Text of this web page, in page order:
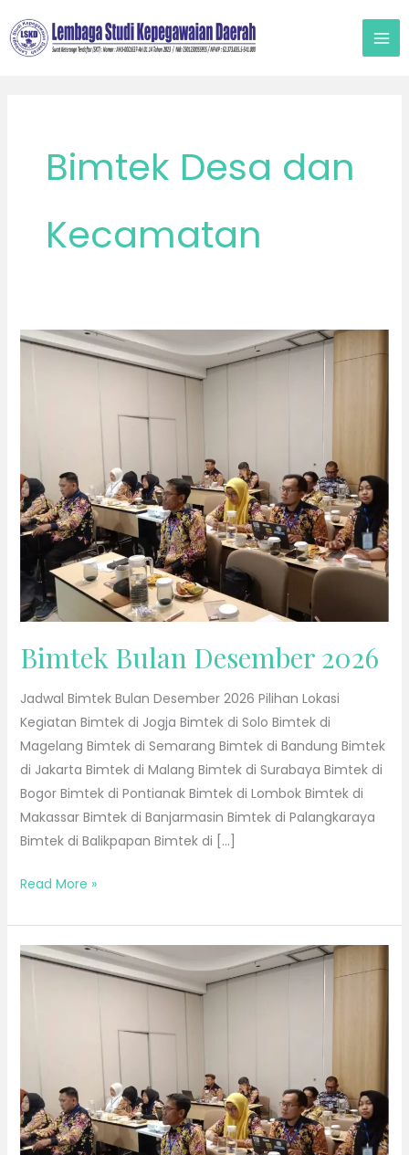
ke
konten
Bimtek Desa dan
Kecamatan
Bimtek Bulan Desember 2026
Jadwal Bimtek Bulan Desember 2026 Pilihan Lokasi
Kegiatan Bimtek di Jogja Bimtek di Solo Bimtek di
Magelang Bimtek di Semarang Bimtek di Bandung Bimtek
di Jakarta Bimtek di Malang Bimtek di Surabaya Bimtek di
Bogor Bimtek di Pontianak Bimtek di Lombok Bimtek di
Makassar Bimtek di Banjarmasin Bimtek di Palangkaraya
Bimtek di Balikpapan Bimtek di […]
Bimtek
Read More »
Bimtek